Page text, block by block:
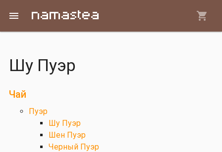
menu
Вы здесь
Шу Пуэр
Чай
Пуэр
Шу Пуэр
Шен Пуэр
Черный Пуэр